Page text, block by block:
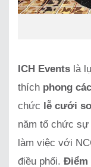
ICH Events là
thích phong
chức lễ cưới
năm tổ chức sự
làm việc với
điều phối. Điểm